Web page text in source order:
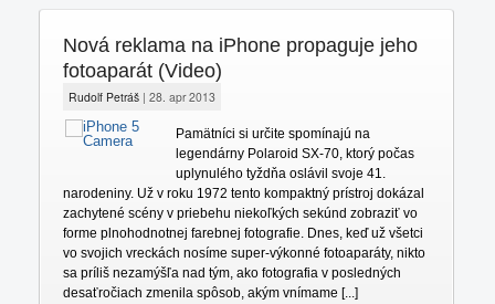
Nová reklama na iPhone propaguje jeho
fotoaparát (Video)
Rudolf Petráš| 28. apr 2013
Pamätníci si určite spomínajú na
legendárny Polaroid SX-70, ktorý počas
uplynulého tyždňa oslávil svoje 41.
narodeniny. Už v roku 1972 tento kompaktný prístroj dokázal
zachytené scény v priebehu niekoľkých sekúnd zobraziť vo
forme plnohodnotnej farebnej fotografie. Dnes, keď už všetci
vo svojich vreckách nosíme super-výkonné fotoaparáty, nikto
sa príliš nezamýšľa nad tým, ako fotografia v posledných
desaťročiach zmenila spôsob, akým vnímame [...]